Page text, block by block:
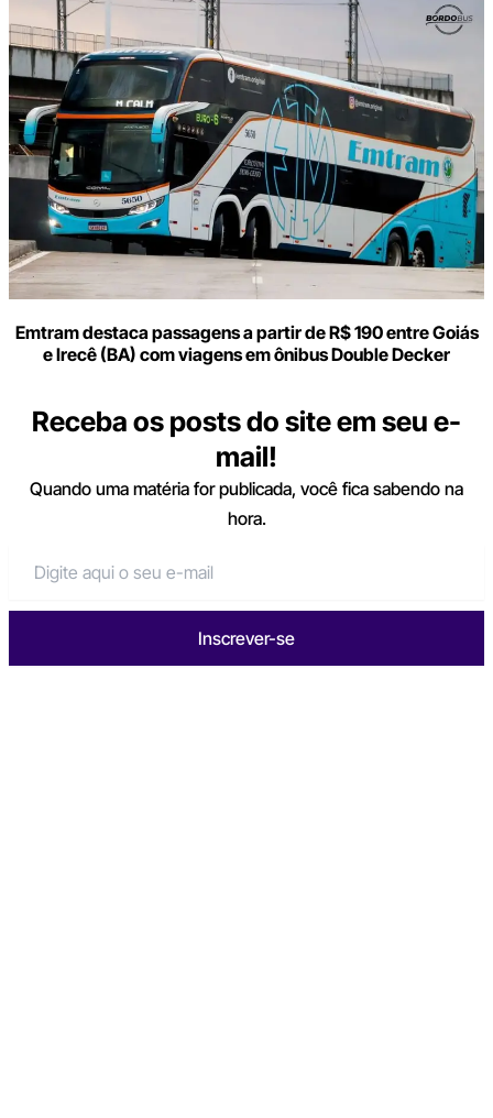
Emtram destaca passagens a partir de R$ 190 entre Goiás
e Irecê (BA) com viagens em ônibus Double Decker
Receba os posts do site em seu e-
mail!
Quando uma matéria for publicada, você fica sabendo na
hora.
Inscrever-se